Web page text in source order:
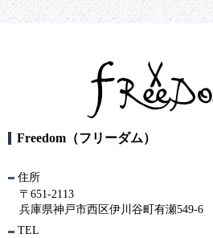
Freedom（フリーダム）
住所
〒651-2113
兵庫県神戸市西区伊川谷町有瀬549-6
TEL